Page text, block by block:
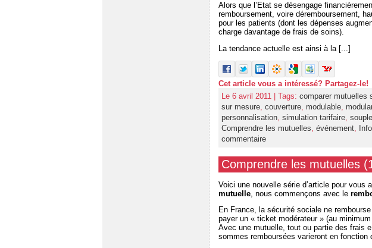
Alors que l’Etat se désengage
remboursement, voire déremboursement,
pour les patients (dont les dépenses
charge davantage de frais de soins).
La tendance actuelle est ainsi à la [...]
Cet article vous a intéressé? Partagez-le!
Le 6 avril 2011 | Tags: comparer mutuelles
sur mesure couverture modulable
personnalisation simulation tarifaire
Comprendre les mutuelles événement
commentaire
Comprendre les mutuelles
Voici une nouvelle série d’article pour vous
mutuelle , nous commençons avec le
En France, la sécurité sociale ne
payer un « ticket modérateur » (au
Avec une mutuelle, tout ou partie des frais
sommes remboursées varieront en